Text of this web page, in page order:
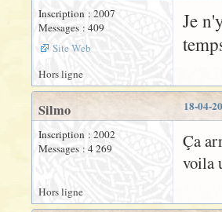
Inscription : 2007
Messages : 409
Site Web
Je
Hors ligne
18-04-
Silmo
Inscription : 2002
Messages : 4 269
Ça
voila
Hors ligne